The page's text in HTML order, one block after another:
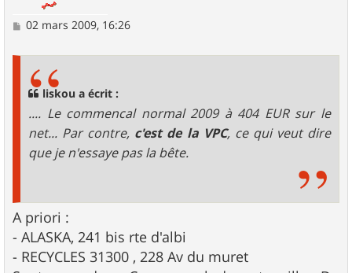
M
02 mars 2009, 16:26
liskou a écrit :
.... Le commencal normal 2009 à 404 EUR sur le
net... Par contre, c'est de la VPC, ce qui veut dire
que je n'essaye pas la bête.
A priori :
- ALASKA, 241 bis rte d'albi
- RECYCLES 31300 , 228 Av du muret